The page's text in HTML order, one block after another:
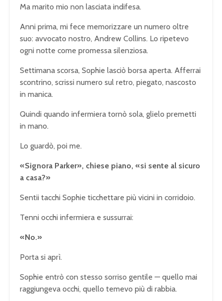
Ma marito mio non lasciata indifesa.
Anni prima, mi fece memorizzare un numero oltre
suo: avvocato nostro, Andrew Collins. Lo ripetevo
ogni notte come promessa silenziosa.
Settimana scorsa, Sophie lasciò borsa aperta. Afferrai
scontrino, scrissi numero sul retro, piegato, nascosto
in manica.
Quindi quando infermiera tornò sola, glielo premetti
in mano.
Lo guardò, poi me.
«Signora Parker», chiese piano, «si sente al sicuro
a casa?»
Sentii tacchi Sophie ticchettare più vicini in corridoio.
Tenni occhi infermiera e sussurrai:
«No.»
Porta si aprì.
Sophie entrò con stesso sorriso gentile — quello mai
raggiungeva occhi, quello temevo più di rabbia.